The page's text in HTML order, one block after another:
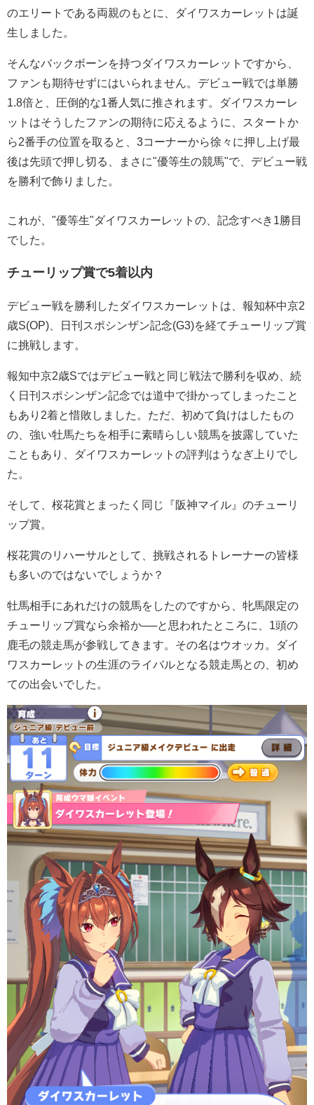
のエリートである両親のもとに、ダイワスカーレットは誕
生しました。
そんなバックボーンを持つダイワスカーレットですから、
ファンも期待せずにはいられません。デビュー戦では単勝
1.8倍と、圧倒的な1番人気に推されます。ダイワスカーレ
ットはそうしたファンの期待に応えるように、スタートか
ら2番手の位置を取ると、3コーナーから徐々に押し上げ最
後は先頭で押し切る、まさに"優等生の競馬"で、デビュー戦
を勝利で飾りました。
これが、"優等生"ダイワスカーレットの、記念すべき1勝目
でした。
チューリップ賞で5着以内
デビュー戦を勝利したダイワスカーレットは、報知杯中京2
歳S(OP)、日刊スポシンザン記念(G3)を経てチューリップ賞
に挑戦します。
報知中京2歳Sではデビュー戦と同じ戦法で勝利を収め、続
く日刊スポシンザン記念では道中で掛かってしまったこと
もあり2着と惜敗しました。ただ、初めて負けはしたもの
の、強い牡馬たちを相手に素晴らしい競馬を披露していた
こともあり、ダイワスカーレットの評判はうなぎ上りでし
た。
そして、桜花賞とまったく同じ『阪神マイル』のチューリ
ップ賞。
桜花賞のリハーサルとして、挑戦されるトレーナーの皆様
も多いのではないでしょうか？
牡馬相手にあれだけの競馬をしたのですから、牝馬限定の
チューリップ賞なら余裕か──と思われたところに、1頭の
鹿毛の競走馬が参戦してきます。その名はウオッカ。ダイ
ワスカーレットの生涯のライバルとなる競走馬との、初め
ての出会いでした。